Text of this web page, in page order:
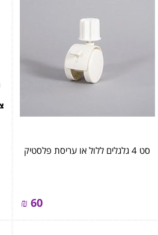
סט 4 גלגלים ללול או עריסת פלסטיק
60
₪